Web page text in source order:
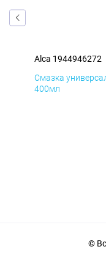
Alca 1944946272
Смазка
400мл
©